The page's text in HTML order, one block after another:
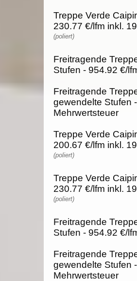
Treppe Verde
230.77 €/lfm inkl.
(poliert)
Freitragende
Stufen - 954.92 €/
Freitragende
gewendelte Stufen
Mehrwertsteuer
Treppe Verde
200.67 €/lfm inkl.
(poliert)
Treppe Verde
230.77 €/lfm inkl.
(poliert)
Freitragende
Stufen - 954.92 €/
Freitragende
gewendelte Stufen
Mehrwertsteuer